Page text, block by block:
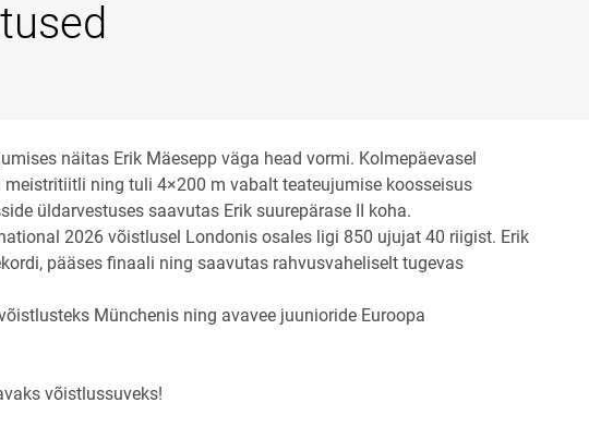
näitas Erik Mäesepp väga head vormi. Kolmepäevasel
ning tuli 4×200 m vabalt teateujumise koosseisus
üldarvestuses saavutas Erik suurepärase II koha.
2026 võistlusel Londonis osales ligi 850 ujujat 40 riigist. Erik
pääses finaali ning saavutas rahvusvaheliselt tugevas
Münchenis ning avavee juunioride Euroopa
võistlussuveks!